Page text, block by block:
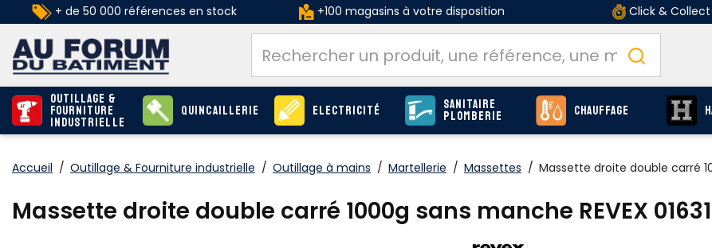
+ de 50 000 références en stock +100 magasins à votre disposition Click & Collect
Outillage &
Fourniture
industrielle
Quincaillerie Electricité Sanitaire
Plomberie Chauffage
Accueil / Outillage & Fourniture industrielle / Outillage à mains / Martellerie / Massettes / Massette droite double carré
Massette droite double carré 1000g sans manche REVEX